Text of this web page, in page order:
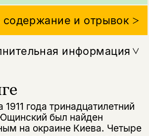
года тринадцатилетний
был найден
на окраине Киева. Четыре
содержание и отрывок
информация